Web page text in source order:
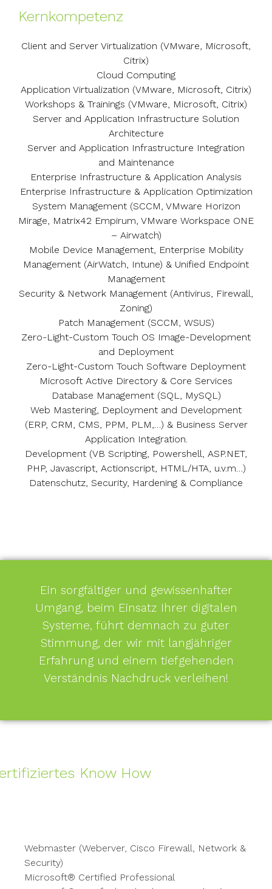
Kernkompetenz
Client and Server Virtualization (VMware, Microsoft,
Citrix)
Cloud Computing
Application Virtualization (VMware, Microsoft, Citrix)
Workshops & Trainings (VMware, Microsoft, Citrix)
Server and Application Infrastructure Solution
Architecture
Server and Application Infrastructure Integration
and Maintenance
Enterprise Infrastructure & Application Analysis
Enterprise Infrastructure & Application Optimization
System Management (SCCM, VMware Horizon
Mirage, Matrix42 Empirum, VMware Workspace ONE
– Airwatch)
Mobile Device Management, Enterprise Mobility
Management (AirWatch, Intune) & Unified Endpoint
Management
Security & Network Management (Antivirus, Firewall,
Zoning)
Patch Management (SCCM, WSUS)
Zero-Light-Custom Touch OS Image-Development
and Deployment
Zero-Light-Custom Touch Software Deployment
Microsoft Active Directory & Core Services
Database Management (SQL, MySQL)
Web Mastering, Deployment and Development
(ERP, CRM, CMS, PPM, PLM,…) & Business Server
Application Integration.
Development (VB Scripting, Powershell, ASP.NET,
PHP, Javascript, Actionscript, HTML/HTA, u.v.m…)
Datenschutz, Security, Hardening & Compliance
Ein sorgfältiger und gewissenhafter
Umgang, beim Einsatz Ihrer digitalen
Systeme, führt demnach zu guter
Stimmung, der wir mit langjähriger
Erfahrung und einem tiefgehenden
Verständnis Nachdruck verleihen!
Know How
Webmaster (Weberver, Cisco Firewall, Network &
Security)
Microsoft® Certified Professional